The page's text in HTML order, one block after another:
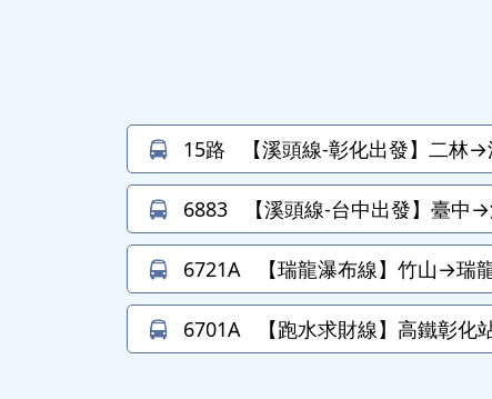
15路 【溪頭線-彰化出發】二林
6883 【溪頭線-台中出發】臺中
6721A 【瑞龍瀑布線】竹山→瑞
6701A 【跑水求財線】高鐵彰